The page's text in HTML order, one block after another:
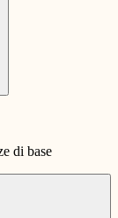
di base